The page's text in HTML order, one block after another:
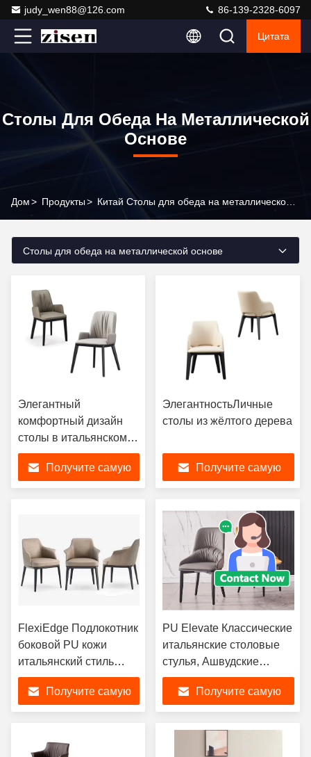
judy_wen88@126.com 86-139-2328-6097
Цитата
Столы Для Обеда На Металлической
Основе
Дом> Продукты>
Столы для обеда на металлической основе
Элегантный
комфортный дизайн
столы в итальянском
стиле
Получите самую
ЭлегантностьЛичные
столы из жёлтого дерева
Получите самую
FlexiEdge Подлокотник
боковой PU кожи
итальянский стиль
столы для обеда
Получите самую
PU Elevate Классические
итальянские столовые
стулья, Ашвудские
итальянские
высокопоставленные
столовые стулья
Получите самую